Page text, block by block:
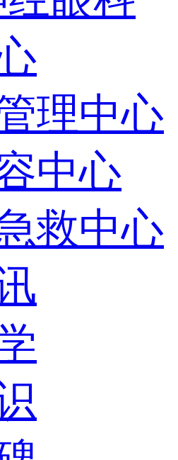
理中心
中心
救中心